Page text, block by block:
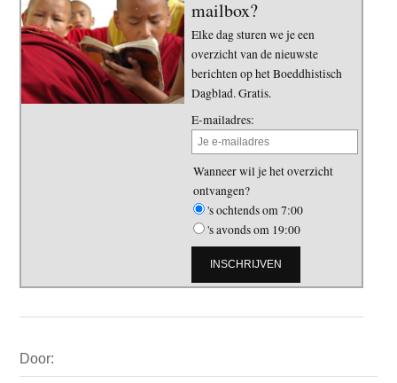
mailbox?
Elke dag sturen we je een
overzicht van de nieuwste
berichten op het Boeddhistisch
Dagblad. Gratis.
E-mailadres:
Wanneer wil je het overzicht
ontvangen?
's ochtends om 7:00
's avonds om 19:00
Sidebar
Door: